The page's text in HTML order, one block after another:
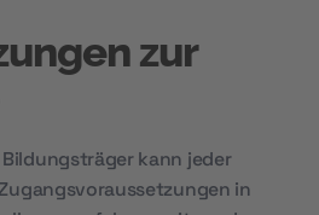
zur
kann jeder
in